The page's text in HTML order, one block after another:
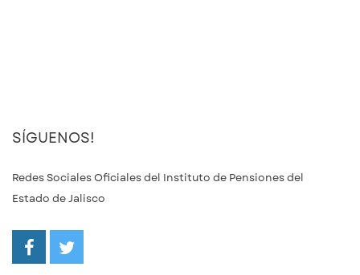
SÍGUENOS!
Redes Sociales Oficiales del Instituto de Pensiones del
Estado de Jalisco